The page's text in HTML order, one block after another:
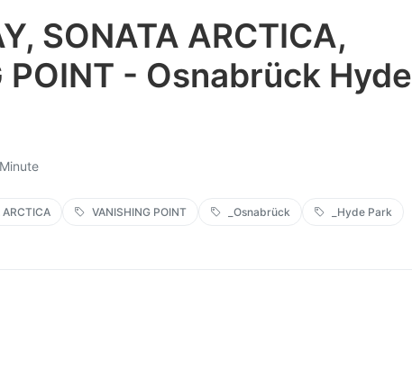
SONATA ARCTICA,
POINT - Osnabrück Hyde
ARCTICA VANISHING POINT _Osnabrück _Hyde Park